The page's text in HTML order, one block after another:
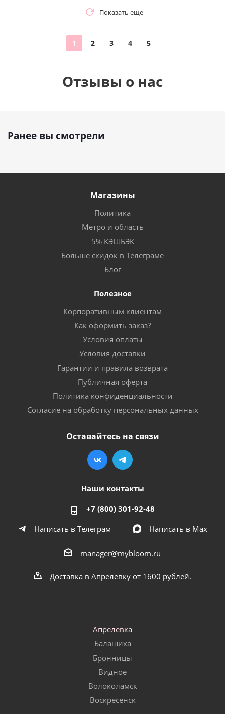
Показать еще
1 2 3 4 5
Отзывы о нас
Ранее вы смотрели
Магазины
Политика
Метро и область
5% КЭШБЭК
Больше скидок в Телеграме
Блог
Полезное
Корпоративным клиентам
Как оформить заказ?
Условия оплаты
Условия доставки
Гарантии и правила возврата
Публичная оферта
Политика конфиденциальности
Согласие на обработку персональных данных
Оставайтесь на связи
Наши контакты
+7 (800) 301-92-48
Написать в Телеграм
Написать в Мах
manager@mybloom.ru
Доставка в Апрелевку от 1600 рублей.
Апрелевка
Балашиха
Бронницы
Видное
Волоколамск
Воскресенск